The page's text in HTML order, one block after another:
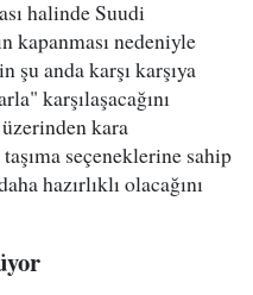
halinde Suudi
kapanması nedeniyle
anda karşı karşıya
karşılaşacağını
kara
seçeneklerine sahip
hazırlıklı olacağını